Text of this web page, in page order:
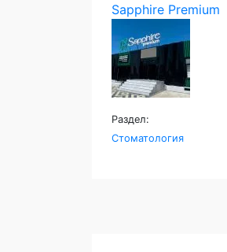
Sapphire Premium
Раздел:
Стоматология